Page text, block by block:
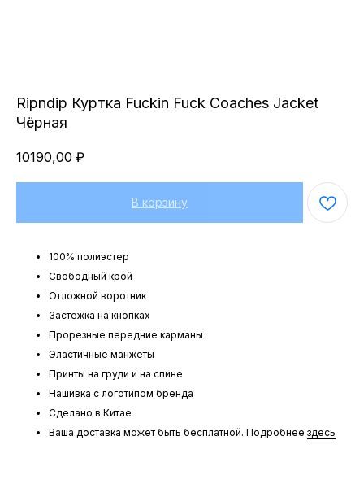
Ripndip Куртка Fuckin Fuck Coaches Jacket
Чёрная
10190,00 ₽
В корзину
100% полиэстер
Свободный крой
Отложной воротник
Застежка на кнопках
Прорезные передние карманы
Эластичные манжеты
Принты на груди и на спине
Нашивка с логотипом бренда
Сделано в Китае
Ваша доставка может быть бесплатной. Подробнее здесь